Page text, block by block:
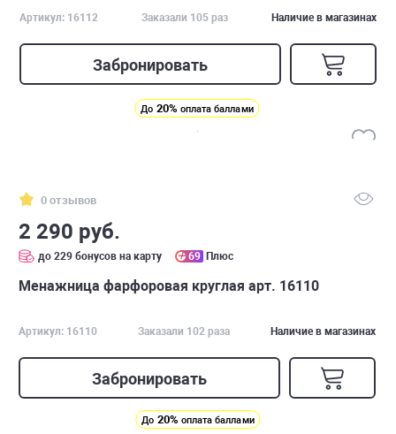
Артикул: 16112 Заказали 105 раз Наличие в магазинах
Забронировать
До 20% оплата баллами
0 отзывов
2 290 руб.
до 229 бонусов на карту 69 Плюс
Менажница фарфоровая круглая арт. 16110
Артикул: 16110 Заказали 102 раза Наличие в магазинах
Забронировать
До 20% оплата баллами